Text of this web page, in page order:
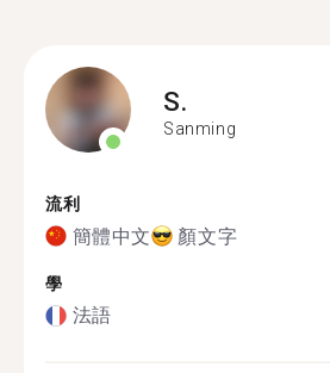
S.
Sanming
流利
簡體中文 顏文字
學
法語